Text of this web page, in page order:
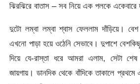
ঝিরঝিরে বাতাস – সব নিয়ে এক পলকে
দুটো লম্বা লম্বা শ্বাস ফেললাম দাঁড়িয়ে। বেশ
এখনো পাড়া হয়ে ওঠেনি সেভাবে। দুপাশে
দিয়ে যে-রাস্তা ধরে আমরা এলাম, সেটা
জায়গায়। ডানদিক থেকে বাঁদিকে তাকালে